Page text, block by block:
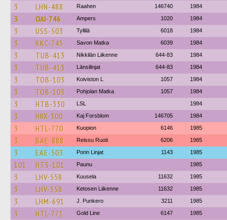
3 LHN-488 Raahen 146740 1984
3 OAI-746 Ampers 1020 1984
3 USS-503 Tyllilä 6018 1984
3 KKC-745 Savon Matka 6039 1984
3 TUB-413 Nikkilän Liikenne 644-83 1984
3 TUB-413 Länsilinjat 644-83 1984
3 TOB-103 Koiviston L 1057 1984
3 TOB-103 Pohjolan Matka 1057 1984
3 HTB-330 LSL 1984
3 HRX-300 Kaj Forsblom 146705 1984
3 HTL-770 Kuopion 6146 1985
3 BAE-888 Reissu Ruoti 6206 1985
3 EAE-503 Porin Linjat 1143 1985
101 HTS-101 Paunu 1985
3 LHV-558 Kuusela 11632 1985
3 LHV-558 Ketosen Liikenne 11632 1985
3 LHM-691 J. Punkero 3211 1985
3 HTL-771 Gold Line 6147 1985